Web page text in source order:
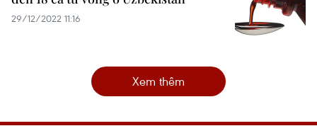
29/12/2022 11:16
Xem thêm